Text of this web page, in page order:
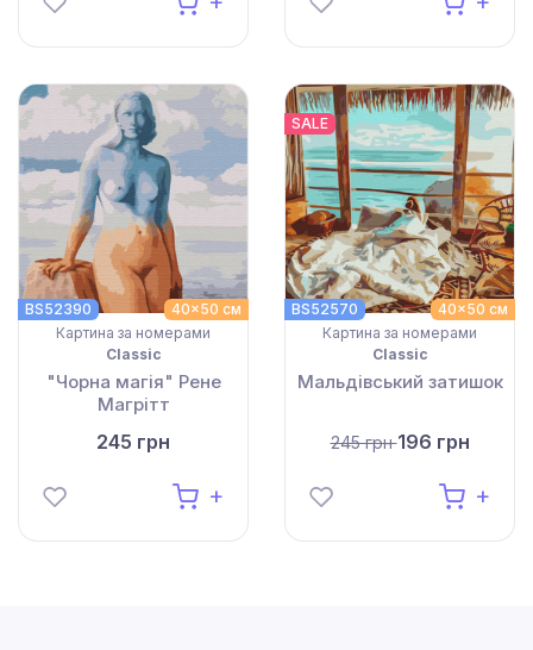
40x50 см
BS52390
Картина за номерами
Classic
"Чорна магія" Рене
Магрітт
245 грн
SALE
40x50 см
BS52570
Картина за номерами
Classic
Мальдівський затишок
245 грн196 грн